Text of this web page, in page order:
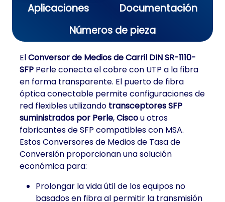
Aplicaciones
Documentación
Números de pieza
ElConversor de Medios de Carril DIN SR-1110-
SFP Perle conecta el cobre con UTP a la fibra
en forma transparente. El puerto de fibra
óptica conectable permite configuraciones de
red flexibles utilizando transceptores SFP
suministrados por Perle,Ciscou otros
fabricantes de SFP compatibles con MSA.
Estos Conversores de Medios de Tasa de
Conversión proporcionan una solución
económica para:
Prolongar la vida útil de los equipos no
basados en fibra al permitir la transmisión